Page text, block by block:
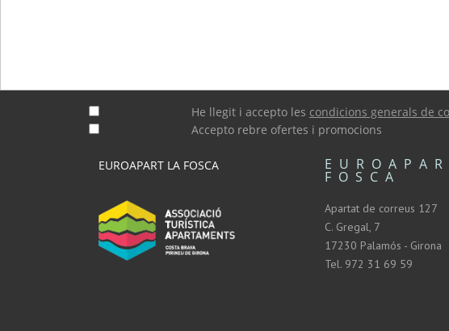
He llegit i accepto les condicions generals de
Accepto rebre ofertes i promocions
EUROAPART LA FOSCA
FOSCA
Apartat de correus 127
C. Gregal, 7
17230 Palamós - Girona
Tel. 972 31 69 59